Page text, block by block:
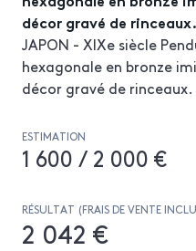
décor gravé de
JAPON - XIXe siècle
hexagonale en bronze
décor gravé de
ESTIMATION
1 600 / 2 000 €
RÉSULTAT (FRAIS DE VENTE
2 042 €